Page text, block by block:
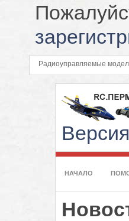
Радиоуправляемые
НАЧАЛО